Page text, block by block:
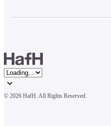
© 2026 HafH. All Rights Reserved.